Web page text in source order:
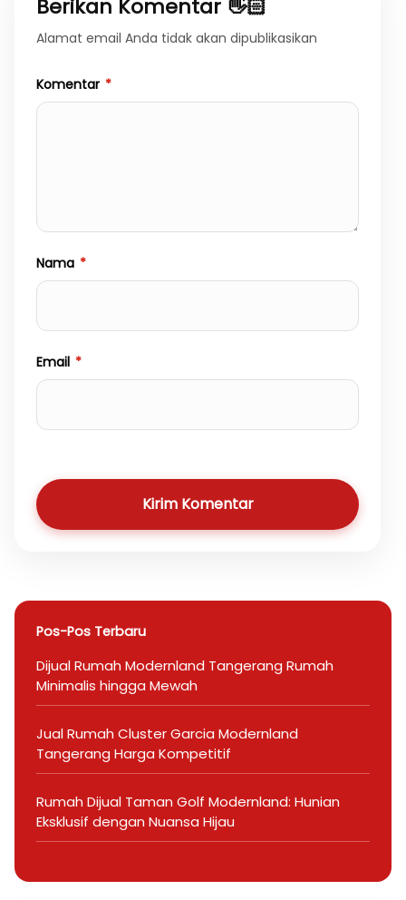
Berikan Komentar 👋🏻
Alamat email Anda tidak akan dipublikasikan
Komentar *
Nama *
Email *
Kirim Komentar
Pos-Pos Terbaru
Dijual Rumah Modernland Tangerang Rumah
Minimalis hingga Mewah
Jual Rumah Cluster Garcia Modernland
Tangerang Harga Kompetitif
Rumah Dijual Taman Golf Modernland: Hunian
Eksklusif dengan Nuansa Hijau